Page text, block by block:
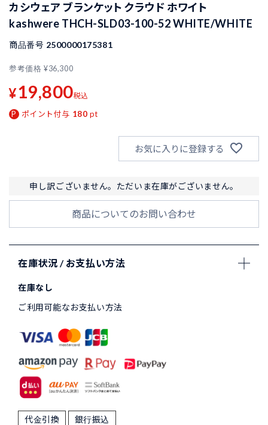
カシウェア ブランケット クラウド ホワイト
kashwere THCH-SLD03-100-52 WHITE/WHITE
商品番号 2500000175381
参考価格 ¥36,300
¥19,800税込
ポイント付与 180 pt
お気に入りに登録する
申し訳ございません。ただいま在庫がございません。
商品についてのお問い合わせ
在庫状況 / お支払い方法
在庫なし
ご利用可能なお支払い方法
代金引換 銀行振込